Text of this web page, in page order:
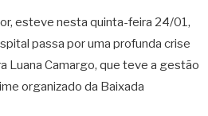
esteve nesta quinta-feira 24/01,
passa por uma profunda crise
Luana Camargo, que teve a gestão
organizado da Baixada